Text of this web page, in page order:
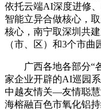
依托云端AI深度进修
智能立异合做核心，
核心，南宁取深圳共
（市、区）和3个市曲
广西各地各部分“各
家企业开辟的AI巡园
中越友情关—友情聪
海榕融百色市氧化铝